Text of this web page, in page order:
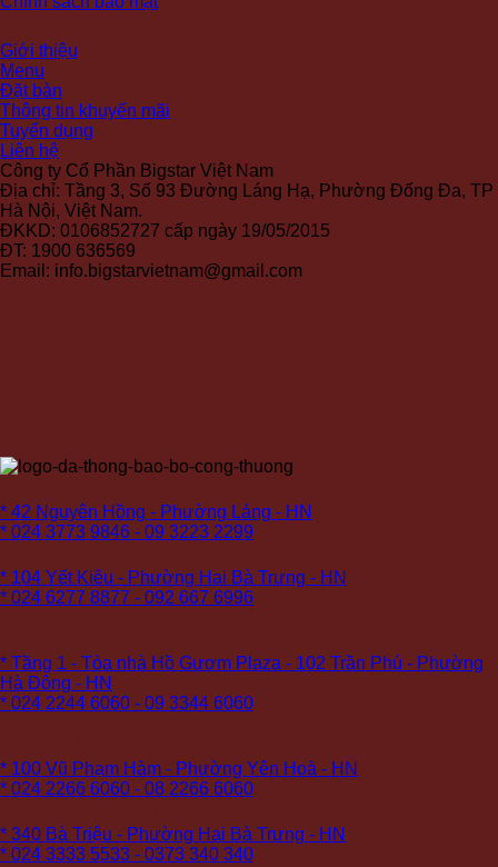
Giới thiệu
Menu
Đặt bàn
Thông tin khuyến mãi
Tuyển dụng
Liên hệ
Công ty Cổ Phần Bigstar Việt Nam
Địa chỉ: Tầng 3, Số 93 Đường Láng Hạ, Phường Đống Đa, TP
Hà Nội, Việt Nam.
ĐKKD: 0106852727 cấp ngày 19/05/2015
ĐT: 1900 636569
Email: info.bigstarvietnam@gmail.com
* 42 Nguyên Hồng - Phường Láng - HN
* 024 3773 9846 - 09 3223 2299
* 104 Yết Kiêu - Phường Hai Bà Trưng - HN
* 024 6277 8877 - 092 667 6996
* Tầng 1 - Tòa nhà Hồ Gươm Plaza - 102 Trần Phú - Phường
Hà Đông - HN
* 024 2244 6060 - 09 3344 6060
* 100 Vũ Phạm Hàm - Phường Yên Hoà - HN
* 024 2266 6060 - 08 2266 6060
* 340 Bà Triệu - Phường Hai Bà Trưng - HN
* 024 3333 5533 - 0373 340 340